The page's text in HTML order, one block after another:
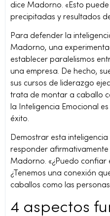
dice Madorno. «Esto
precipitadas y resultados
Para defender la
Madorno, una
establecer paralelismos
una empresa. De hecho,
sus cursos de liderazgo
trata de montar a caballo
la Inteligencia Emocional
éxito.
Demostrar esta
responder
Madorno. «¿Puedo confiar
¿Tenemos una conexión
caballos como las
4 aspectos